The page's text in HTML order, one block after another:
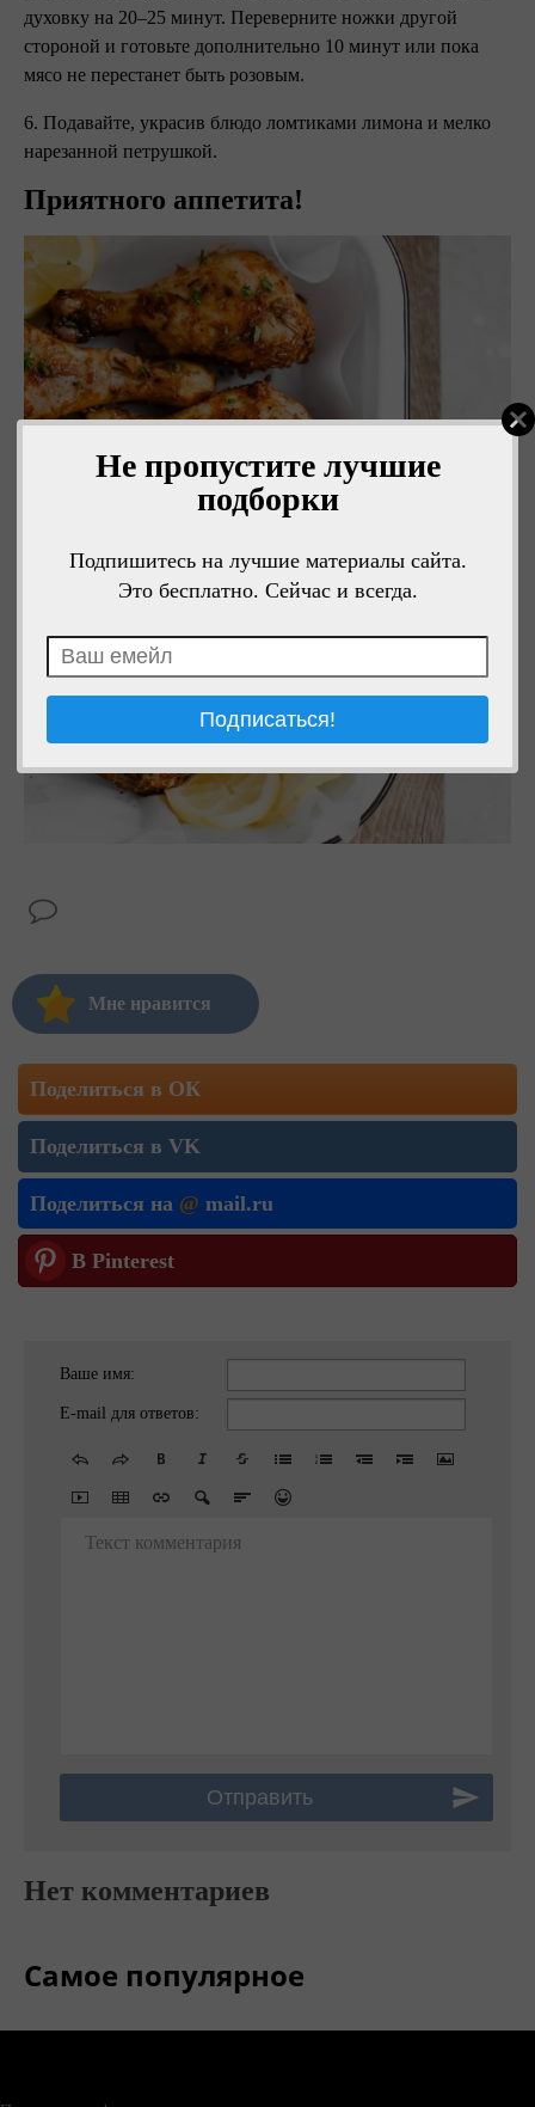
Не пропустите лучшие
подборки
Подпишитесь на лучшие материалы сайта.
Это бесплатно. Сейчас и всегда.
духовку на 20–25 минут. Переверните ножки другой
стороной и готовьте дополнительно 10 минут или пока
мясо не перестанет быть розовым.
6. Подавайте, украсив блюдо ломтиками лимона и мелко
нарезанной петрушкой.
Приятного аппетита!
Мне нравится
Поделиться в ОК
Поделиться в VK
Поделиться на @ mail.ru
В Pinterest
Ваше имя:
E-mail для ответов:
Текст комментария
Нет комментариев
Самое популярное